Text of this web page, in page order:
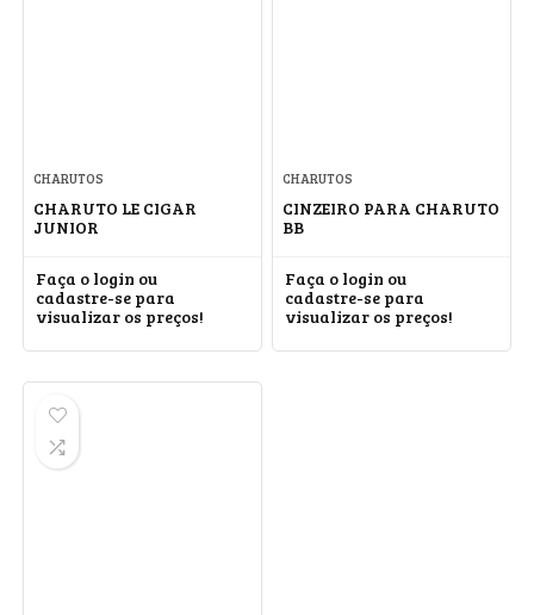
CHARUTOS
CHARUTO LE CIGAR
JUNIOR
Faça o login ou
cadastre-se para
visualizar os preços!
CHARUTOS
CINZEIRO PARA CHARUTO
BB
Faça o login ou
cadastre-se para
visualizar os preços!